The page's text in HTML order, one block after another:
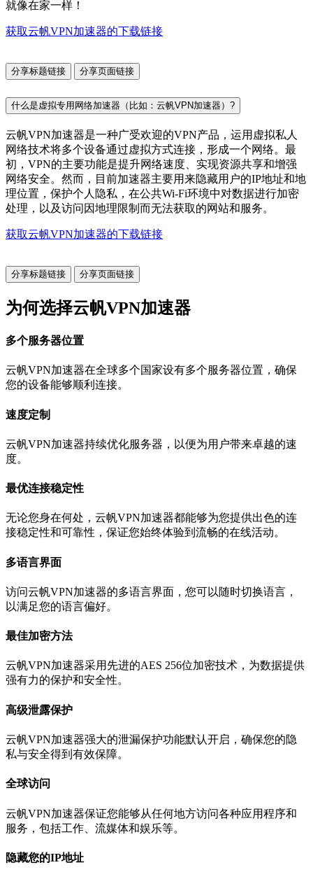
就像在家一样！
获取云帆VPN加速器的下载链接
分享标题链接 分享页面链接
什么是虚拟专用网络加速器（比如：云帆VPN加速器）?
云帆VPN加速器是一种广受欢迎的VPN产品，运用虚拟私人
网络技术将多个设备通过虚拟方式连接，形成一个网络。最
初，VPN的主要功能是提升网络速度、实现资源共享和增强
网络安全。然而，目前加速器主要用来隐藏用户的IP地址和地
理位置，保护个人隐私，在公共Wi-Fi环境中对数据进行加密
处理，以及访问因地理限制而无法获取的网站和服务。
获取云帆VPN加速器的下载链接
分享标题链接 分享页面链接
为何选择云帆VPN加速器
多个服务器位置
云帆VPN加速器在全球多个国家设有多个服务器位置，确保
您的设备能够顺利连接。
速度定制
云帆VPN加速器持续优化服务器，以便为用户带来卓越的速
度。
最优连接稳定性
无论您身在何处，云帆VPN加速器都能够为您提供出色的连
接稳定性和可靠性，保证您始终体验到流畅的在线活动。
多语言界面
访问云帆VPN加速器的多语言界面，您可以随时切换语言，
以满足您的语言偏好。
最佳加密方法
云帆VPN加速器采用先进的AES 256位加密技术，为数据提供
强有力的保护和安全性。
高级泄露保护
云帆VPN加速器强大的泄漏保护功能默认开启，确保您的隐
私与安全得到有效保障。
全球访问
云帆VPN加速器保证您能够从任何地方访问各种应用程序和
服务，包括工作、流媒体和娱乐等。
隐藏您的IP地址